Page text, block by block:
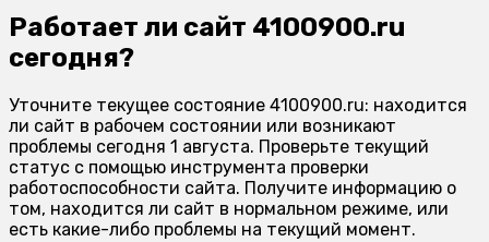
Работает ли сайт 4100900.ru
сегодня?
Уточните текущее состояние 4100900.ru: находится
ли сайт в рабочем состоянии или возникают
проблемы сегодня 1 августа. Проверьте текущий
статус с помощью инструмента проверки
работоспособности сайта. Получите информацию о
том, находится ли сайт в нормальном режиме, или
есть какие-либо проблемы на текущий момент.